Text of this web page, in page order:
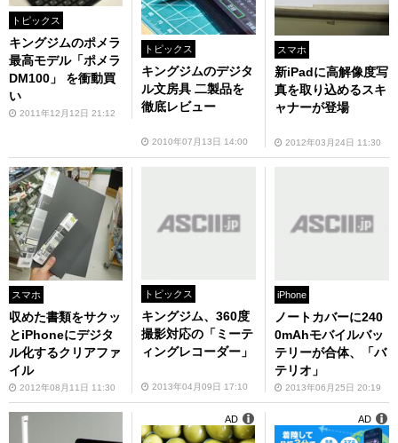
トピックス
キングジムのポメラ
最高モデル「ポメラ
DM100」 を衝動買
い
2011年12月12日 21:12
トピックス
キングジムのデジタ
ル文房具 二製品を
徹底レビュー
2010年07月13日 14:00
スマホ
新iPadに高解像度写
真を取り込めるスキ
ャナーが登場
2012年03月24日 11:30
スマホ
収めた書類をサクッ
とiPhoneにデジタ
ル化するクリアファ
イル
2012年08月11日 11:30
トピックス
キングジム、360度
撮影対応の「ミーテ
ィングレコーダー」
2013年04月09日 17:10
iPhone
ノートカバーに240
0mAhモバイルバッ
テリーが合体、「バ
テリオ」
2013年06月25日 20:19
AD AD